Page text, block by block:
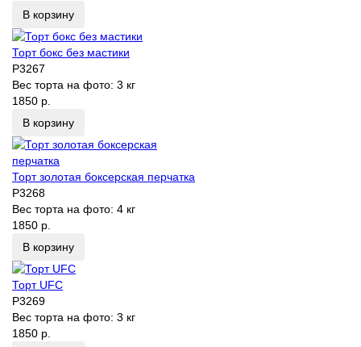
В корзину
Торт бокс без мастики
P3267
Вес торта на фото: 3 кг
1850 р.
В корзину
Торт золотая боксерская перчатка
P3268
Вес торта на фото: 4 кг
1850 р.
В корзину
Торт UFC
P3269
Вес торта на фото: 3 кг
1850 р.